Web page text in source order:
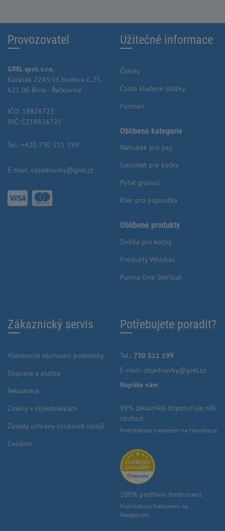
Provozovatel
GREL spol. s.r.o.
Karásek 2245/1f, budova č. 25,
621 00 Brno - Řečkovice
IČO: 18826725
DIČ: CZ18826725
Tel.: +420 730 511 199
E-mail: objednavky@grel.cz
Užitečné informace
Články
Často kladené otázky
Partneři
Oblíbené kategorie
Náhubek pro psy
Gourmet pro kočky
Pytel granulí
Klec pro papouška
Oblíbené produkty
Dvířka pro kočky
Produkty Whiskas
Purina One Sterilcat
Zákaznický servis
Všeobecné obchodní podmínky
Doprava a platba
Reklamace
Změny v objednávkách
Zásady ochrany osobních údajů
Cookies
Potřebujete poradit?
Tel.: 730 511 199
E-mail: objednavky@grel.cz
Napište nám
99% zákazníků doporučuje náš
obchod.
Prohlédnout hodnocení na Heureka.cz
100% pozitivní hodnocení.
Prohlédnout hodnocení na
Google.com